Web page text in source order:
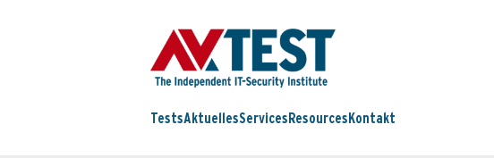
TestsAktuellesServices Resources Kontakt